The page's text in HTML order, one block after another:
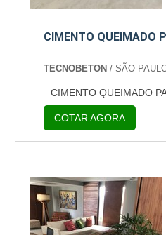
CIMENTO QUEIMADO
TECNOBETON/ SÃO
CIMENTO QUEIMADO
COTAR AGORA